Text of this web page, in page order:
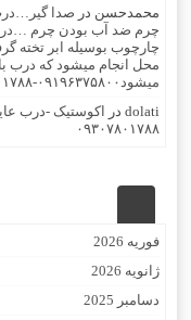
محمدحسن در صدا
چرم ضد آب بودن چرم …در
چارچوب بوسیله ابر تخته
محل انجام میشود که درب
میشود۰۹۱۹۶۳۷۵۸۰۰-۰۹۳۰۷۸۰۱۷۸۸مهندس دولتی
dolati در
۰۹۳۰۷۸۰۱۷۸۸
فوریه 2026
ژانویه 2026
دسامبر 2025